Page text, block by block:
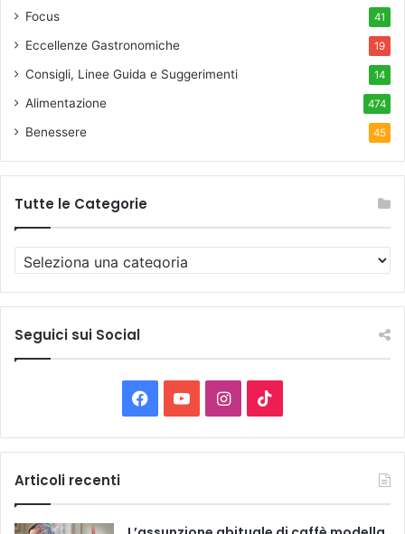
Focus 41
Eccellenze Gastronomiche 19
Consigli, Linee Guida e Suggerimenti 14
Alimentazione 474
Benessere 45
Tutte le Categorie
u
t
e
o
r
i
Seguici sui Social
a
e
o
T
I
n
t
i
T
Articoli recenti